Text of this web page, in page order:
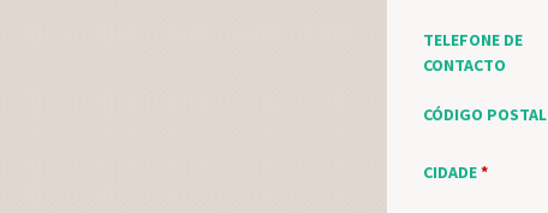
TELEFONE DE
CONTACTO
CÓDIGO POSTAL
CIDADE*